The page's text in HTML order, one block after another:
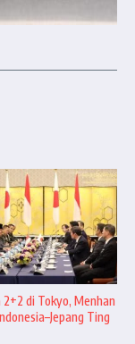
di Tokyo, Menhan
Ting